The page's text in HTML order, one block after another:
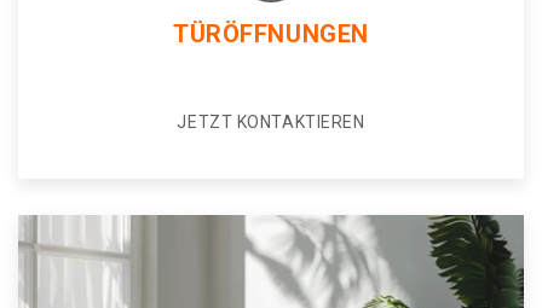
TÜRÖFFNUNGEN
JETZT KONTAKTIEREN